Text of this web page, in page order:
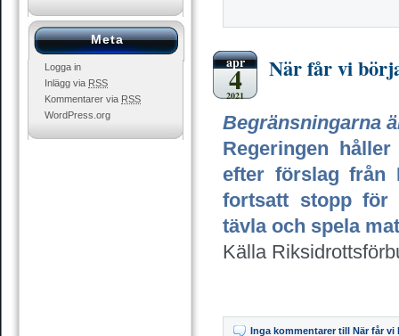
Meta
Logga in
Inlägg via RSS
Kommentarer via RSS
WordPress.org
apr
4
2021
När får vi
Begränsningarna
Regeringen
efter förslag från
fortsatt stopp för
tävla och spela
Källa
Inga kommentarertill När får vi